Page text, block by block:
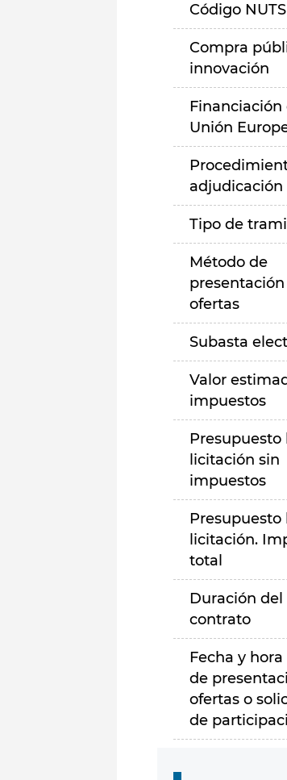
Código NUTS
Compra
innovación
Financiación
Unión
adjudicación
Tipo de
Método de
ofertas
Subasta
Valor
impuestos
Presupuesto
licitación sin
impuestos
Presupuesto
licitación.
total
Duración del
contrato
Fecha y
de
ofertas o
de